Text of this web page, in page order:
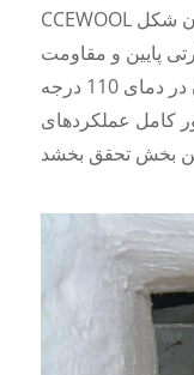
CCEWOOL نوعی ماده الیاف سرامیکی نسوز بدون شکل
پایین و مقاومت
فشاری بالا (1.5 پس از خشک شدن در دمای 110 درجه
کامل عملکردهای